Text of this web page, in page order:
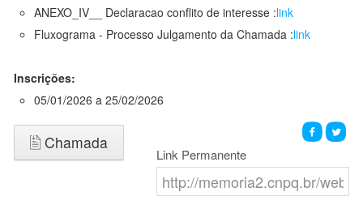
ANEXO_IV__ Declaracao conflito de interesse :link
Fluxograma - Processo Julgamento da Chamada :link
Inscrições:
05/01/2026 a 25/02/2026
Chamada
Link Permanente